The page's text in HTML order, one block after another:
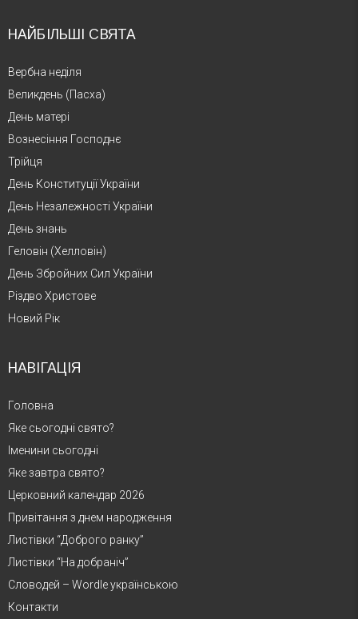
НАЙБІЛЬШІ СВЯТА
Вербна неділя
Великдень (Пасха)
День матері
Вознесіння Господнє
Трійця
День Конституції України
День Незалежності України
День знань
Геловін (Хелловін)
День Збройних Сил України
Різдво Христове
Новий Рік
НАВІГАЦІЯ
Головна
Яке сьогодні свято?
Іменини сьогодні
Яке завтра свято?
Церковний календар 2026
Привітання з днем народження
Листівки “Доброго ранку”
Листівки “На добраніч”
Словодей – Wordle українською
Контакти